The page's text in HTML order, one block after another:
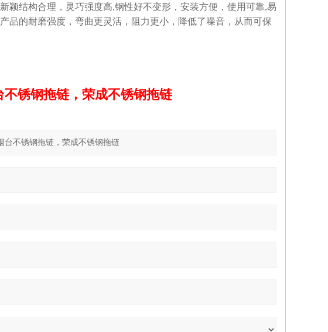
颖结构合理，灵巧强度高,钢性好不变形，安装方便，使用可靠,易
品的耐磨强度，弯曲更灵活，阻力更小，降低了噪音，从而可保
锈钢拖链，荣成不锈钢拖链